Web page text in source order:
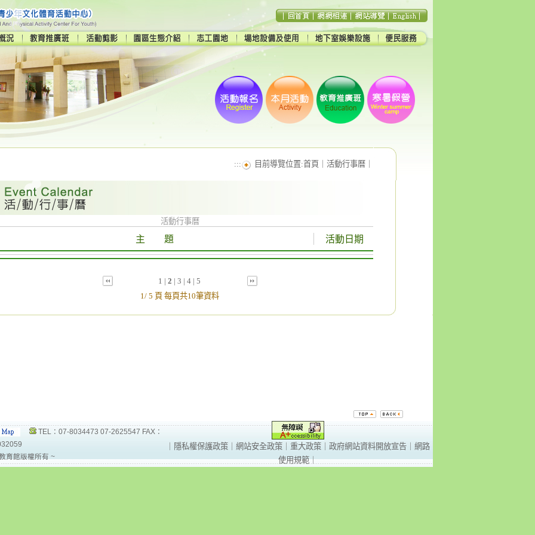
::: 目前導覽位置:首頁 活動行事曆
活動行事曆
主 題 活動日期
1 | 2 | 3 | 4| 5
1/ 5 頁 每頁共10筆資料
TEL：07-8034473 07-2625547 FAX：
育館版權所有 ~
隱私權保護政策｜ 網站安全政策｜ 重大政策｜ 政府網站資料開放宣告｜ 網路
使用規範｜